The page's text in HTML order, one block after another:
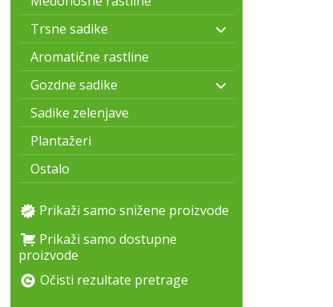
Trsne sadike
Aromatične rastline
Gozdne sadike
Sadike zelenjave
Plantažeri
Ostalo
Prikaži samo snižene proizvode
Prikaži samo dostupne
proizvode
Očisti rezultate pretrage